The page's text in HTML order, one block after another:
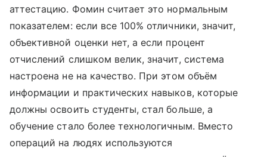
аттестацию. Фомин считает это нормальным
показателем: если все 100% отличники, значит,
объективной оценки нет, а если процент
отчислений слишком велик, значит, система
настроена не на качество. При этом объём
информации и практических навыков, которые
должны освоить студенты, стал больше, а
обучение стало более технологичным. Вместо
операций на людях используются